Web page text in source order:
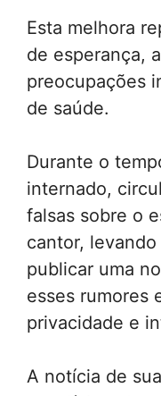
Esta melhora
de esperança,
preocupações
de saúde.
Durante o
internado,
falsas sobre o
cantor,
publicar uma
esses rumores
privacidade e
A notícia de